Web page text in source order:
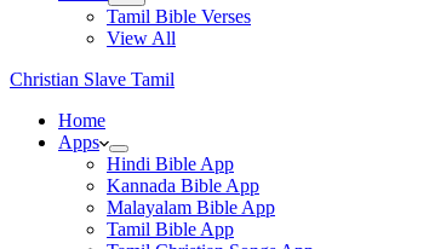
Tamil Bible Verses
View All
Christian Slave Tamil
Home
Apps
Hindi Bible App
Kannada Bible App
Malayalam Bible App
Tamil Bible App